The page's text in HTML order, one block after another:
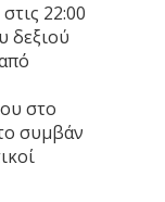
22:00
δεξιού
στο
συμβάν